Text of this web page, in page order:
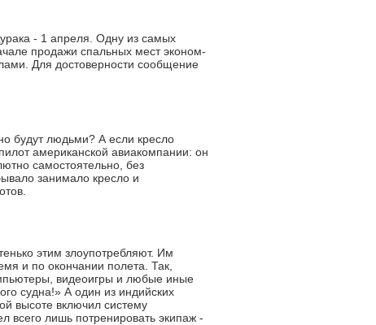
- 1 апреля. Одну из самых
продажи спальных мест эконом-
Для достоверности сообщение
будут людьми? А если кресло
американской авиакомпании: он
самостоятельно, без
занимало кресло и
этим злоупотребляют. Им
и по окончании полета. Так,
видеоигры и любые иные
судна!» А один из индийских
высоте включил систему
всего лишь потренировать экипаж -